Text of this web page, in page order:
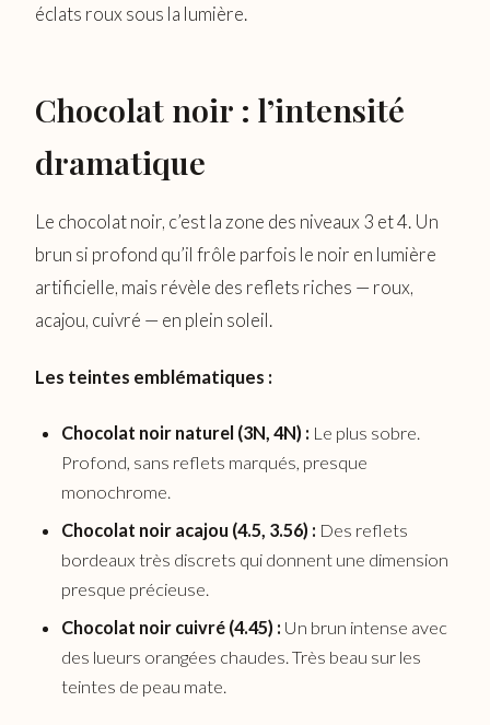
éclats roux sous la lumière.
Chocolat noir : l’intensité
dramatique
Le chocolat noir, c’est la zone des niveaux 3 et 4. Un
brun si profond qu’il frôle parfois le noir en lumière
artificielle, mais révèle des reflets riches — roux,
acajou, cuivré — en plein soleil.
Les teintes emblématiques :
Chocolat noir naturel (3N, 4N) : Le plus sobre.
Profond, sans reflets marqués, presque
monochrome.
Chocolat noir acajou (4.5, 3.56) : Des reflets
bordeaux très discrets qui donnent une dimension
presque précieuse.
Chocolat noir cuivré (4.45) : Un brun intense avec
des lueurs orangées chaudes. Très beau sur les
teintes de peau mate.